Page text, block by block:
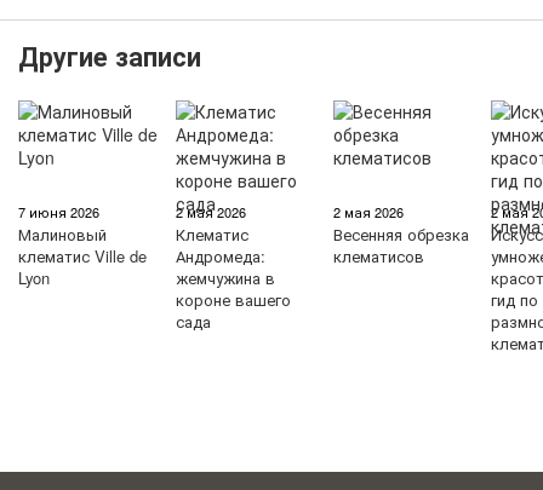
Другие записи
7 июня 2026
Малиновый
клематис Ville de
Lyon
2 мая 2026
Клематис
Андромеда:
жемчужина в
короне вашего
сада
2 мая 2026
Весенняя обрезка
клематисов
2 мая
гид по